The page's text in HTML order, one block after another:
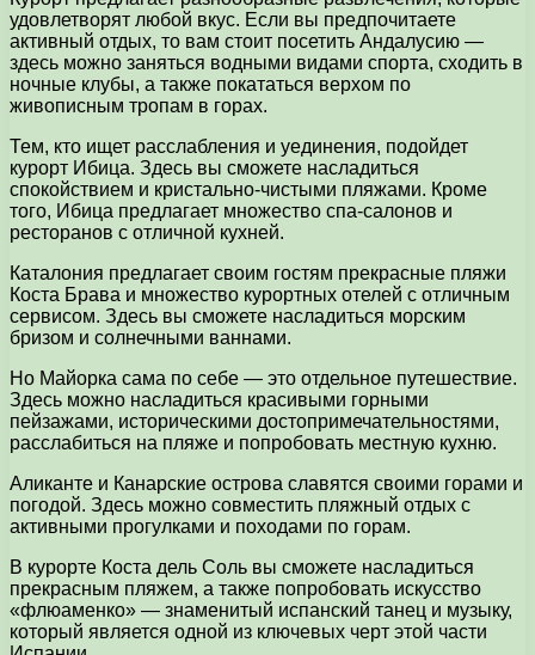
удовлетворят любой вкус. Если вы предпочитаете
активный отдых, то вам стоит посетить Андалусию —
здесь можно заняться водными видами спорта, сходить в
ночные клубы, а также покататься верхом по
живописным тропам в горах.
Тем, кто ищет расслабления и уединения, подойдет
курорт Ибица. Здесь вы сможете насладиться
спокойствием и кристально-чистыми пляжами. Кроме
того, Ибица предлагает множество спа-салонов и
ресторанов с отличной кухней.
Каталония предлагает своим гостям прекрасные пляжи
Коста Брава и множество курортных отелей с отличным
сервисом. Здесь вы сможете насладиться морским
бризом и солнечными ваннами.
Но Майорка сама по себе — это отдельное путешествие.
Здесь можно насладиться красивыми горными
пейзажами, историческими достопримечательностями,
расслабиться на пляже и попробовать местную кухню.
Аликанте и Канарские острова славятся своими горами и
погодой. Здесь можно совместить пляжный отдых с
активными прогулками и походами по горам.
В курорте Коста дель Соль вы сможете насладиться
прекрасным пляжем, а также попробовать искусство
«флюаменко» — знаменитый испанский танец и музыку,
который является одной из ключевых черт этой части